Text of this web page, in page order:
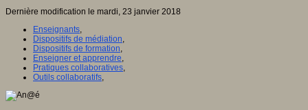
Dernière modification le mardi, 23 janvier 2018
Enseignants,
Dispositifs de médiation,
Dispositifs de formation,
Enseigner et apprendre,
Pratiques collaboratives,
Outils collaboratifs,